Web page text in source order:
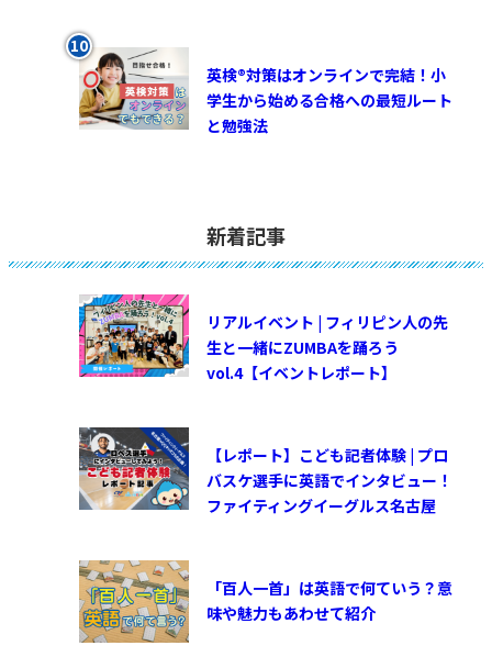
英検®対策はオンラインで完結！小
学生から始める合格への最短ルート
と勉強法
新着記事
リアルイベント | フィリピン人の先
生と一緒にZUMBAを踊ろう
vol.4【イベントレポート】
【レポート】こども記者体験 | プロ
バスケ選手に英語でインタビュー！
ファイティングイーグルス名古屋
「百人一首」は英語で何ていう？意
味や魅力もあわせて紹介